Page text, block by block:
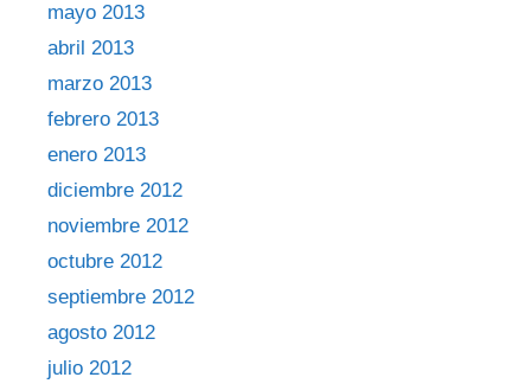
mayo 2013
abril 2013
marzo 2013
febrero 2013
enero 2013
diciembre 2012
noviembre 2012
octubre 2012
septiembre 2012
agosto 2012
julio 2012